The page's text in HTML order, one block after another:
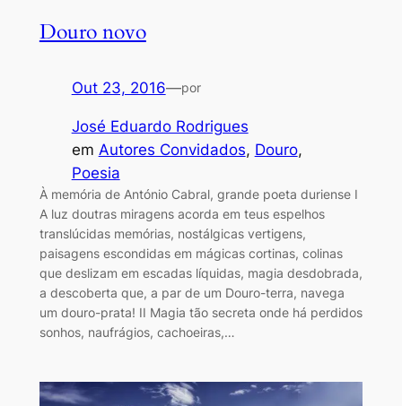
Douro novo
Out 23, 2016—por
José Eduardo Rodrigues
em Autores Convidados, Douro
Poesia
À memória de António Cabral, grande poeta duriense I
A luz doutras miragens acorda em teus espelhos
translúcidas memórias, nostálgicas vertigens,
paisagens escondidas em mágicas cortinas, colinas
que deslizam em escadas líquidas, magia desdobrada,
a descoberta que, a par de um Douro-terra, navega
um douro-prata! II Magia tão secreta onde há perdidos
sonhos, naufrágios, cachoeiras,…